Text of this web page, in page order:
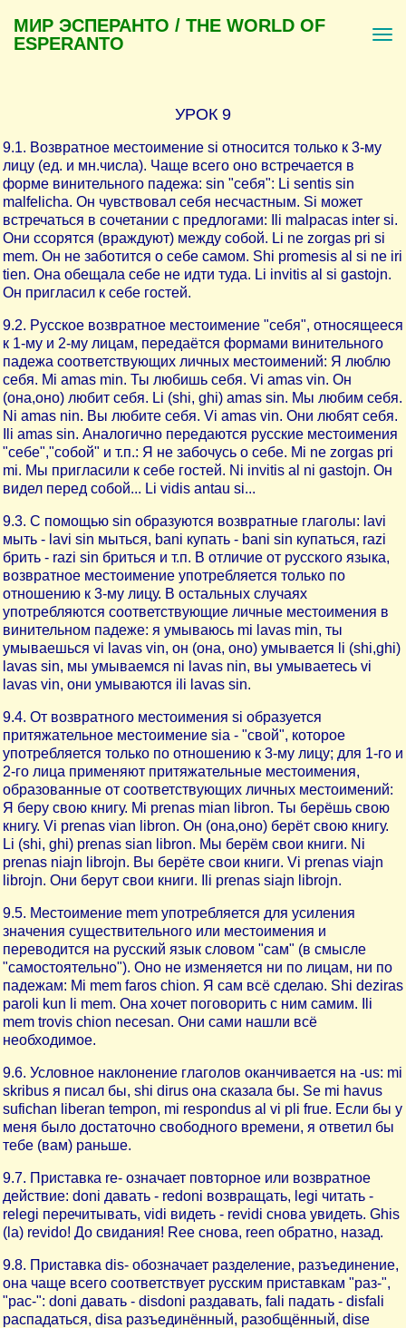
МИР ЭСПЕРАНТО / THE WORLD OF
ESPERANTO
УРОК 9
9.1. Возвратное местоимение si относится только к 3-му
лицу (ед. и мн.числа). Чаще всего оно встречается в
форме винительного падежа: sin "себя": Li sentis sin
malfelicha. Он чувствовал себя несчастным. Si может
встречаться в сочетании с предлогами: Ili malpacas inter si.
Они ссорятся (враждуют) между собой. Li ne zorgas pri si
mem. Он не заботится о себе самом. Shi promesis al si ne iri
tien. Она обещала себе не идти туда. Li invitis al si gastojn.
Он пригласил к себе гостей.
9.2. Русское возвратное местоимение "себя", относящееся
к 1-му и 2-му лицам, передаётся формами винительного
падежа соответствующих личных местоимений: Я люблю
себя. Mi amas min. Ты любишь себя. Vi amas vin. Он
(она,оно) любит себя. Li (shi, ghi) amas sin. Мы любим себя.
Ni amas nin. Вы любите себя. Vi amas vin. Они любят себя.
Ili amas sin. Аналогично передаются русские местоимения
"себе","собой" и т.п.: Я не забочусь о себе. Mi ne zorgas pri
mi. Мы пригласили к себе гостей. Ni invitis al ni gastojn. Он
видел перед собой... Li vidis antau si...
9.3. С помощью sin образуются возвратные глаголы: lavi
мыть - lavi sin мыться, bani купать - bani sin купаться, razi
брить - razi sin бриться и т.п. В отличие от русского языка,
возвратное местоимение употребляется только по
отношению к 3-му лицу. В остальных случаях
употребляются соответствующие личные местоимения в
винительном падеже: я умываюсь mi lavas min, ты
умываешься vi lavas vin, он (она, оно) умывается li (shi,ghi)
lavas sin, мы умываемся ni lavas nin, вы умываетесь vi
lavas vin, они умываются ili lavas sin.
9.4. От возвратного местоимения si образуется
притяжательное местоимение sia - "свой", которое
употребляется только по отношению к 3-му лицу; для 1-го и
2-го лица применяют притяжательные местоимения,
образованные от соответствующих личных местоимений:
Я беру свою книгу. Mi prenas mian libron. Ты берёшь свою
книгу. Vi prenas vian libron. Он (она,оно) берёт свою книгу.
Li (shi, ghi) prenas sian libron. Мы берём свои книги. Ni
prenas niajn librojn. Вы берёте свои книги. Vi prenas viajn
librojn. Они берут свои книги. Ili prenas siajn librojn.
9.5. Местоимение mem употребляется для усиления
значения существительного или местоимения и
переводится на русский язык словом "сам" (в смысле
"самостоятельно"). Оно не изменяется ни по лицам, ни по
падежам: Mi mem faros chion. Я сам всё сделаю. Shi deziras
paroli kun li mem. Она хочет поговорить с ним самим. Ili
mem trovis chion necesan. Они сами нашли всё
необходимое.
9.6. Условное наклонение глаголов оканчивается на -us: mi
skribus я писал бы, shi dirus она сказала бы. Se mi havus
sufichan liberan tempon, mi respondus al vi pli frue. Если бы у
меня было достаточно свободного времени, я ответил бы
тебе (вам) раньше.
9.7. Приставка re- означает повторное или возвратное
действие: doni давать - redoni возвращать, legi читать -
relegi перечитывать, vidi видеть - revidi снова увидеть. Ghis
(la) revido! До свидания! Ree снова, reen обратно, назад.
9.8. Приставка dis- обозначает разделение, разъединение,
она чаще всего соответствует русским приставкам "раз-",
"рас-": doni давать - disdoni раздавать, fali падать - disfali
распадаться, disa разъединённый, разобщённый, dise